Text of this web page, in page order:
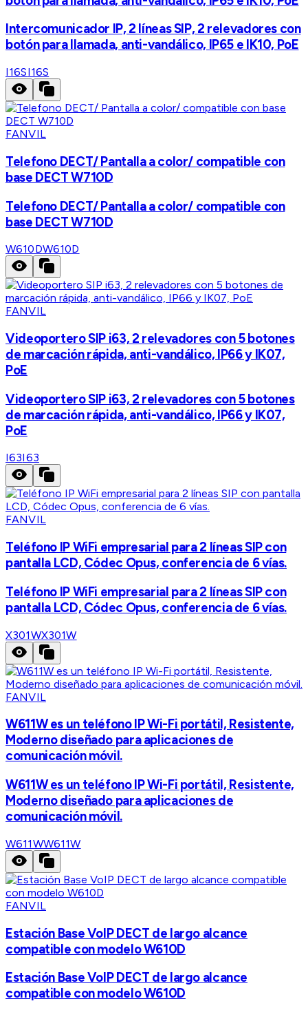
Intercomunicador IP, 2 líneas SIP, 2 relevadores con
botón para llamada, anti-vandálico, IP65 e IK10, PoE
I16SI16S
FANVIL
Telefono DECT/ Pantalla a color/ compatible con
base DECT W710D
Telefono DECT/ Pantalla a color/ compatible con
base DECT W710D
W610DW610D
FANVIL
Videoportero SIP i63, 2 relevadores con 5 botones
de marcación rápida, anti-vandálico, IP66 y IK07,
PoE
Videoportero SIP i63, 2 relevadores con 5 botones
de marcación rápida, anti-vandálico, IP66 y IK07,
PoE
I63I63
FANVIL
Teléfono IP WiFi empresarial para 2 líneas SIP con
pantalla LCD, Códec Opus, conferencia de 6 vías.
Teléfono IP WiFi empresarial para 2 líneas SIP con
pantalla LCD, Códec Opus, conferencia de 6 vías.
X301WX301W
FANVIL
W611W es un teléfono IP Wi-Fi portátil, Resistente,
Moderno diseñado para aplicaciones de
comunicación móvil.
W611W es un teléfono IP Wi-Fi portátil, Resistente,
Moderno diseñado para aplicaciones de
comunicación móvil.
W611WW611W
FANVIL
Estación Base VoIP DECT de largo alcance
compatible con modelo W610D
Estación Base VoIP DECT de largo alcance
compatible con modelo W610D